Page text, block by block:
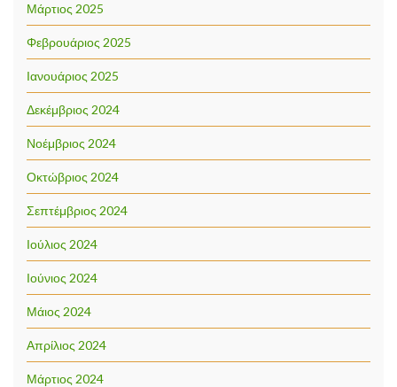
Μάρτιος 2025
Φεβρουάριος 2025
Ιανουάριος 2025
Δεκέμβριος 2024
Νοέμβριος 2024
Οκτώβριος 2024
Σεπτέμβριος 2024
Ιούλιος 2024
Ιούνιος 2024
Μάιος 2024
Απρίλιος 2024
Μάρτιος 2024